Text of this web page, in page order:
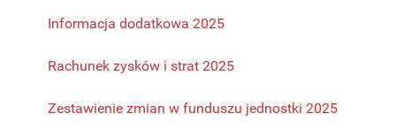
Informacja dodatkowa 2025
Rachunek zysków i strat 2025
Zestawienie zmian w funduszu jednostki 2025